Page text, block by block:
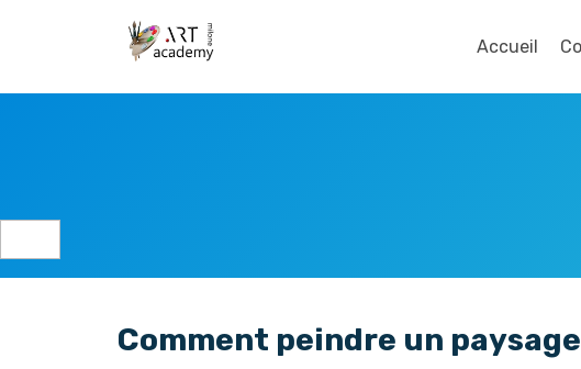
Accueil
Comment peindre un